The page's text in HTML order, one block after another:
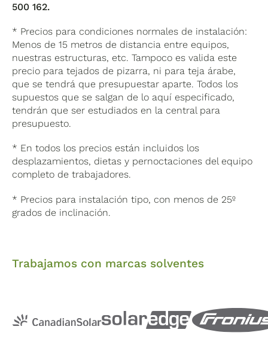
500 162.
* Precios para condiciones normales de instalación:
Menos de 15 metros de distancia entre equipos,
nuestras estructuras, etc. Tampoco es valida este
precio para tejados de pizarra, ni para teja árabe,
que se tendrá que presupuestar aparte. Todos los
supuestos que se salgan de lo aquí especificado,
tendrán que ser estudiados en la central para
presupuesto.
* En todos los precios están incluidos los
desplazamientos, dietas y pernoctaciones del equipo
completo de trabajadores.
* Precios para instalación tipo, con menos de 25º
grados de inclinación.
Trabajamos con marcas solventes